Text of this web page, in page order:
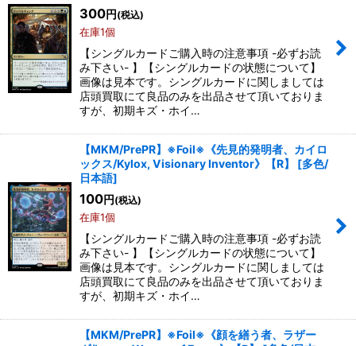
300円 (税込)
在庫1個
【シングルカードご購入時の注意事項 -必ずお読
み下さい- 】【シングルカードの状態について】
画像は見本です。シングルカードに関しましては
店頭買取にて良品のみを出品させて頂いておりま
すが、初期キズ・ホイ…
【MKM/PrePR】※Foil※《先見的発明者、カイロ
ックス/Kylox, Visionary Inventor》【R】
[多色/
日本語]
100円 (税込)
在庫1個
【シングルカードご購入時の注意事項 -必ずお読
み下さい- 】【シングルカードの状態について】
画像は見本です。シングルカードに関しましては
店頭買取にて良品のみを出品させて頂いておりま
すが、初期キズ・ホイ…
【MKM/PrePR】※Foil※《顔を繕う者、ラザー